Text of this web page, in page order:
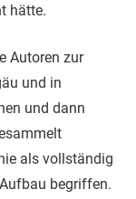
hätte.
Autoren zur
und in
und dann
als vollständig
begriffen.